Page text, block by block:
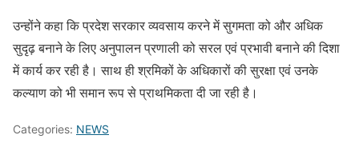
उन्होंने कहा कि प्रदेश सरकार व्यवसाय करने में सुगमता को और अधिक
सुदृढ़ बनाने के लिए अनुपालन प्रणाली को सरल एवं प्रभावी बनाने की दिशा
में कार्य कर रही है। साथ ही श्रमिकों के अधिकारों की सुरक्षा एवं उनके
कल्याण को भी समान रूप से प्राथमिकता दी जा रही है।
Categories: NEWS